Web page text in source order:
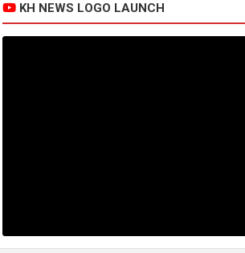
KH NEWS LOGO LAUNCH